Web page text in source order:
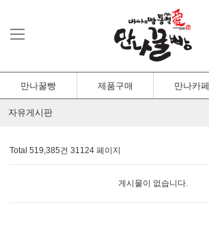
만나꿀빵 제품구매 만나카페
자유게시판
Total 519,385건 31124 페이지
게시물이 없습니다.